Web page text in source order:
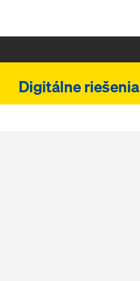
Digitálne riešenia